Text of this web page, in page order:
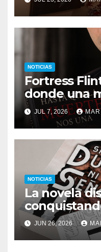
monstruos
NOTICIAS
Fortress
donde una
escribir, un
recuerdo
todo
JUL 7, 2026
NOTICIAS
La novela
del
ficción: así
señores
JUN 26, 2026